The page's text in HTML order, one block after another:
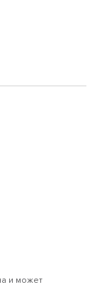
и может